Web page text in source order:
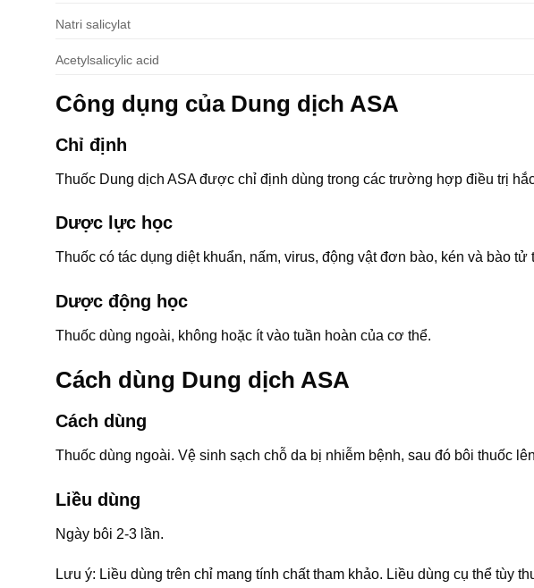
Natri salicylat
Acetylsalicylic acid
Công dụng của Dung dịch ASA
Chỉ định
Thuốc Dung dịch ASA được chỉ định dùng trong các trường hợp điều trị
Dược lực học
Thuốc có tác dụng diệt khuẩn, nấm, virus, động vật đơn bào, kén và bào tử
Dược động học
Thuốc dùng ngoài, không hoặc ít vào tuần hoàn của cơ thể.
Cách dùng Dung dịch ASA
Cách dùng
Thuốc dùng ngoài. Vệ sinh sạch chỗ da bị nhiễm bệnh, sau đó bôi thuốc
Liều dùng
Ngày bôi 2-3 lần.
Lưu ý: Liều dùng trên chỉ mang tính chất tham khảo. Liều dùng cụ thể tùy